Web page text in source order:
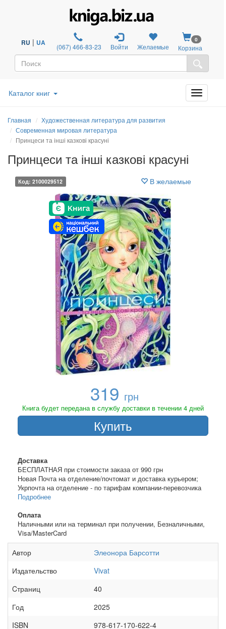
RU | UA (067) 466-83-23 Войти Желаемые
0
Корзина
Каталог книг
Главная
Художественная литература для развития
Современная мировая литература
Принцеси та інші казкові красуні
Принцеси та інші казкові красуні
Код: 2100029512 В желаемые
319 грн
Книга будет передана в службу доставки в течении 4 дней
Купить
Доставка
БЕСПЛАТНАЯ при стоимости заказа от 990 грн
Новая Почта на отделение/почтомат и доставка курьером;
Укрпочта на отделение - по тарифам компании-перевозчика
Подробнее
Оплата
Наличными или на терминал при получении, Безналичными,
Visa/MasterCard
Автор
Элеонора Барсотти
Издательство
Vivat
Cтраниц
40
Год
2025
ISBN
978-617-170-622-4